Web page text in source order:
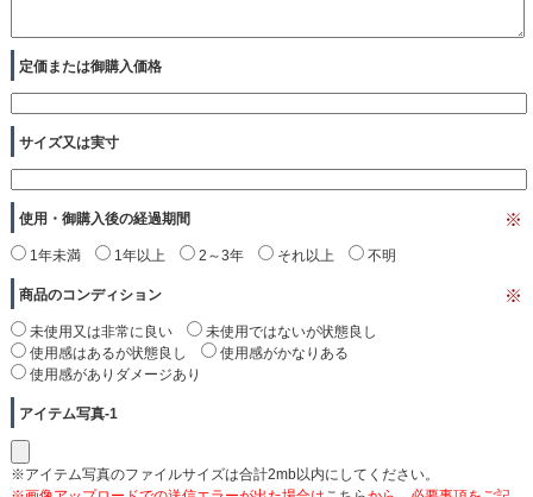
定価または御購入価格
サイズ又は実寸
使用・御購入後の経過期間 ※
1年未満 1年以上 2～3年 それ以上 不明
商品のコンディション ※
未使用又は非常に良い
未使用ではないが状態良し
使用感はあるが状態良し
使用感がかなりある
使用感がありダメージあり
アイテム写真-1
※アイテム写真のファイルサイズは合計2mb以内にしてください。